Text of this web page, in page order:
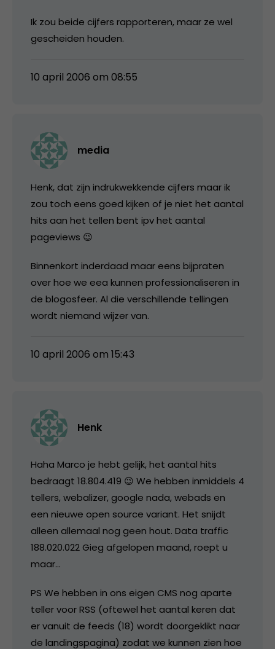
Ik zou beide cijfers rapporteren, maar ze wel
gescheiden houden.
10 april 2006 om 08:55
media
Henk, dat zijn indrukwekkende cijfers maar ik
zou toch eens goed kijken of je niet het aantal
hits aan het tellen bent ipv het aantal
pageviews 😉
Binnenkort inderdaad maar eens bijpraten
over hoe we eea kunnen professionaliseren in
de blogosfeer. Al die verschillende tellingen
wordt niemand wijzer van.
10 april 2006 om 15:43
Henk
Haha Marco je hebt gelijk, het aantal hits
bedraagt 18.804.419 😉 We hebben inmiddels 4
tellers, webalizer, google nada, webads en
een nieuwe open source variant. Het snijdt
alleen allemaal nog geen hout. Data traffic
188.020.022 Gieg afgelopen maand, roept u
maar…
PS We hebben in ons eigen CMS nog aparte
teller voor RSS (oftewel het aantal keren dat
er vanuit de feeds (18) wordt doorgeklikt naar
de landingspagina) zodat we kunnen zien hoe